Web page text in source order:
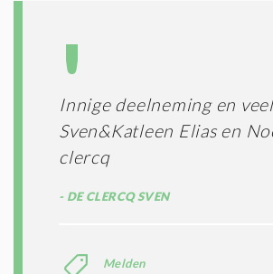
Innige deelneming en
Sven&Katleen Elias en
clercq
DE CLERCQ SVEN
Melden